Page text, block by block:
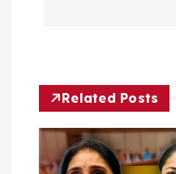
a
v
Related Posts